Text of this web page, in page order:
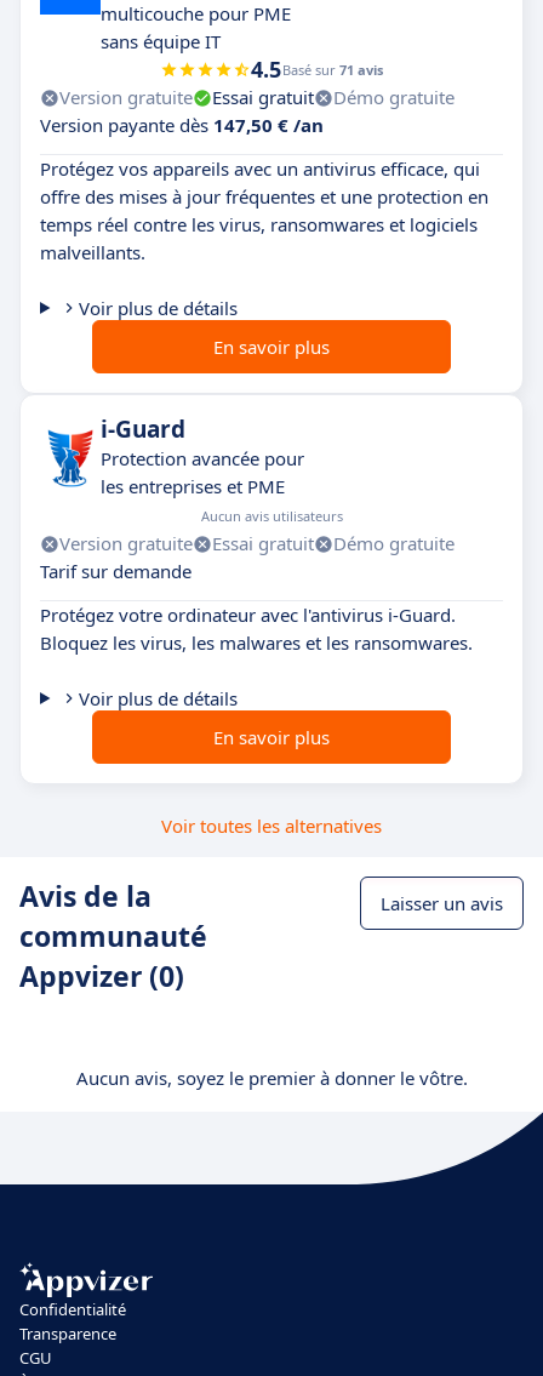
multicouche pour PME
sans équipe IT
4.5Basé sur 71 avis
Version gratuite Essai gratuit
Démo gratuite
Version payante dès 147,50 € /an
Protégez vos appareils avec un antivirus efficace, qui
offre des mises à jour fréquentes et une protection en
temps réel contre les virus, ransomwares et logiciels
malveillants.
Voir plus de détails
En savoir plus
i-Guard
Protection avancée pour
les entreprises et PME
Aucun avis utilisateurs
Version gratuite Essai gratuit
Démo gratuite
Tarif sur demande
Protégez votre ordinateur avec l'antivirus i-Guard.
Bloquez les virus, les malwares et les ransomwares.
Voir plus de détails
En savoir plus
Voir toutes les alternatives
Avis de la
communauté
Appvizer (0)
Laisser un avis
Aucun avis, soyez le premier à donner le vôtre.
Confidentialité
Transparence
CGU